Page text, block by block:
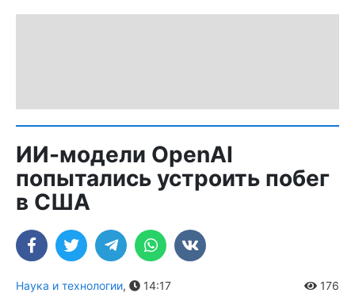
ИИ-модели OpenAI
попытались устроить побег
в США
Наука и технологии, 14:17 176